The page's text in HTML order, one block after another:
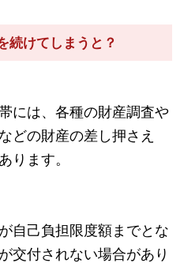
続けてしまうと？
には、各種の財産調査や
どの財産の差し押さえ
ります。
自己負担限度額までとな
交付されない場合があり